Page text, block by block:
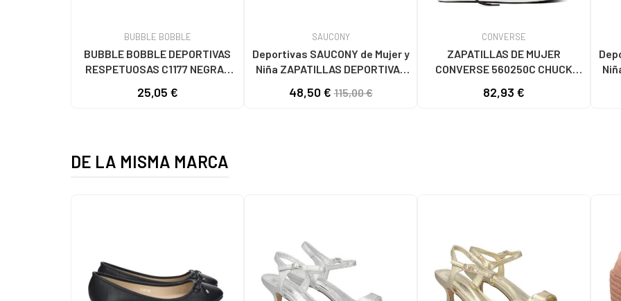
BUBBLE BOBBLE
BUBBLE BOBBLE DEPORTIVAS
RESPETUOSAS C1177 NEGRAS
25,05 €
SAUCONY
Deportivas SAUCONY de Mujer y
Niña ZAPATILLAS DEPORTIVAS
HOMBRE MORADO
48,50 €115,00 €
CONVERSE
ZAPATILLAS DE MUJER
CONVERSE 560250C CHUCK
PLATFORM CANVAS LOW BLACK
82,93 €
DE LA MISMA MARCA